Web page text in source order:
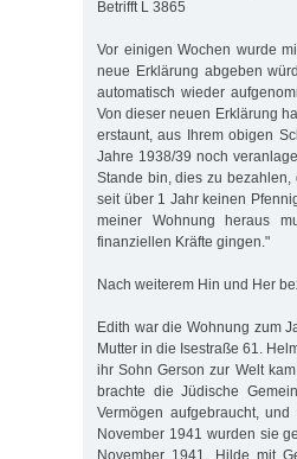
Betrifft L 3865
Vor einigen Wochen wurde
neue Erklärung abgeben
automatisch wieder
Von dieser neuen Erklärung
erstaunt, aus Ihrem obigen
Jahre 1938/39 noch
Stande bin, dies zu
seit über 1 Jahr keinen
meiner Wohnung heraus
finanziellen Kräfte gingen."
Nach weiterem Hin und Her
Edith war die Wohnung zum
Mutter in die Isestraße 61.
ihr Sohn Gerson zur Welt
brachte die Jüdische
Vermögen aufgebraucht,
November 1941 wurden sie
November 1941, Hilde mit